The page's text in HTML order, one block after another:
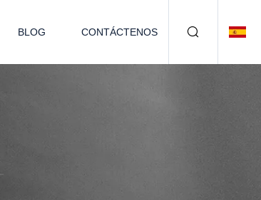
BLOG CONTÁCTENOS